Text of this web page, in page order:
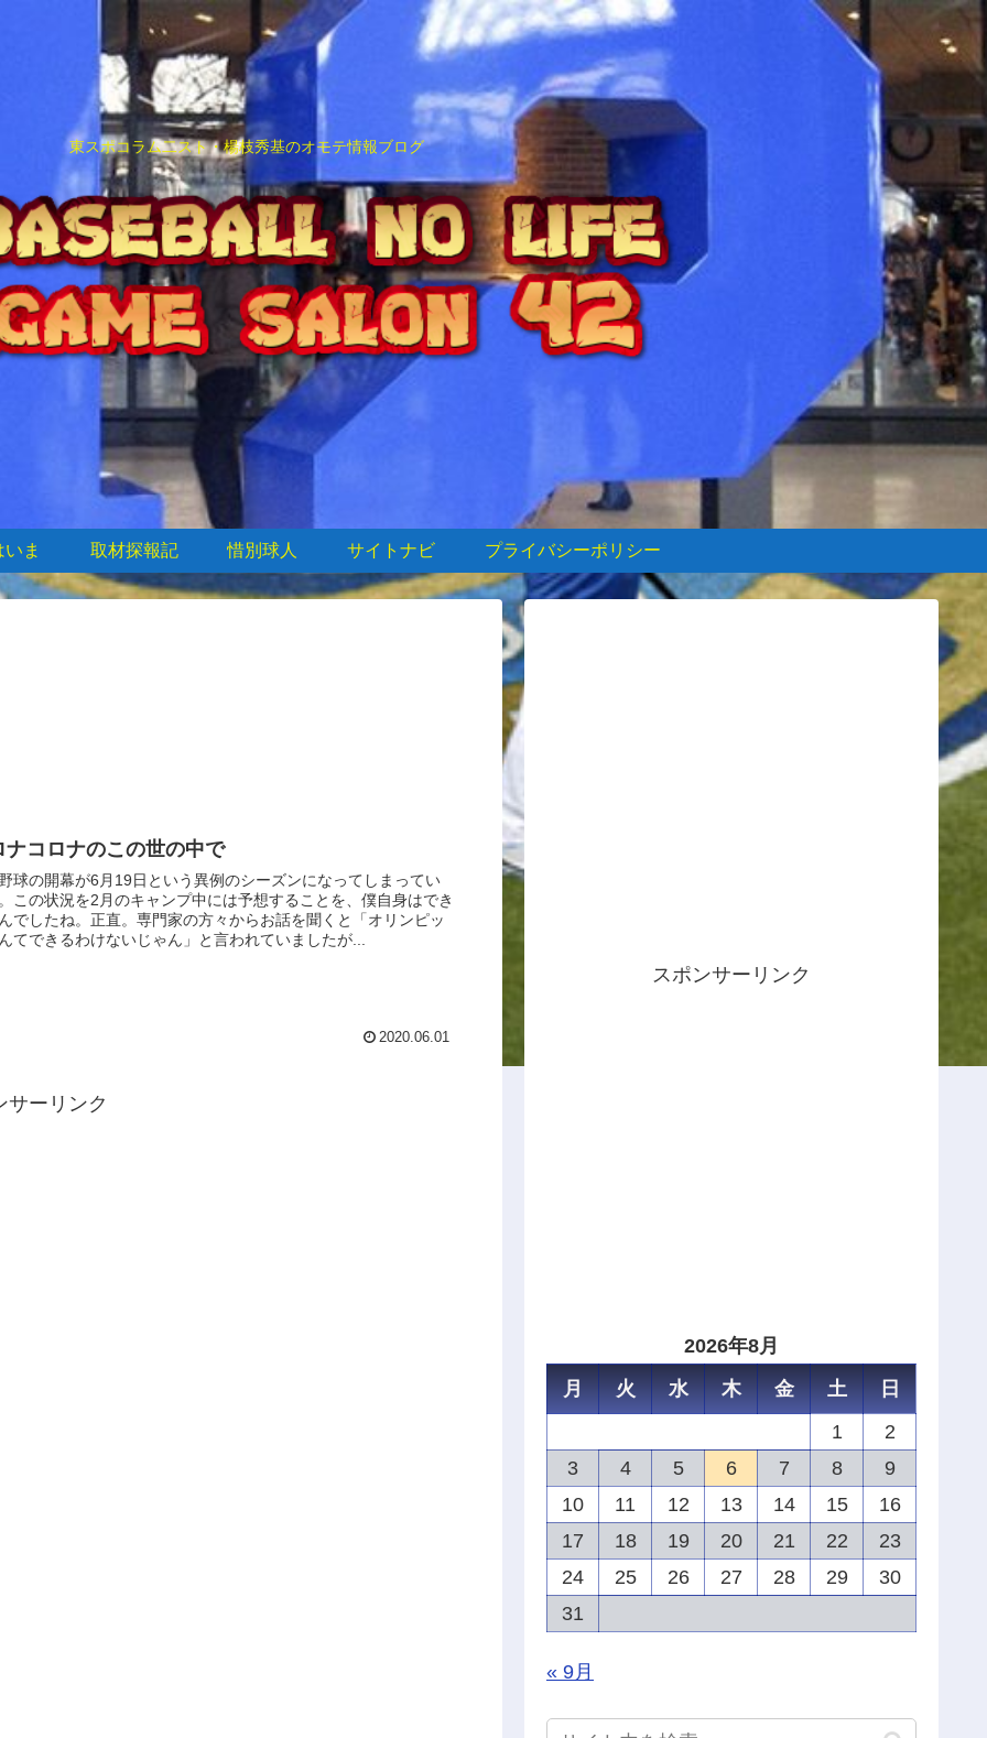
東スポコラム二スト・楊枝秀基のオモテ情報ブログ
ま 取材探報記 惜別球人 サイトナビ プライバシーポリシー
ナコロナのこの世の中で
球の開幕が6月19日という異例のシーズンになってしまってい
この状況を2月のキャンプ中には予想することを、僕自身はでき
でしたね。正直。専門家の方々からお話を聞くと「オリンピッ
てできるわけないじゃん」と言われていましたが...
2020.06.01
サーリンク
スポンサーリンク
2026年8月
月
火 水 木 金 土
日
1
2
3
4 5 6 7 8
9
10
11 12 13 14 15
16
17
18 19 20 21 22
23
24
25 26 27 28 29
30
31
« 9月